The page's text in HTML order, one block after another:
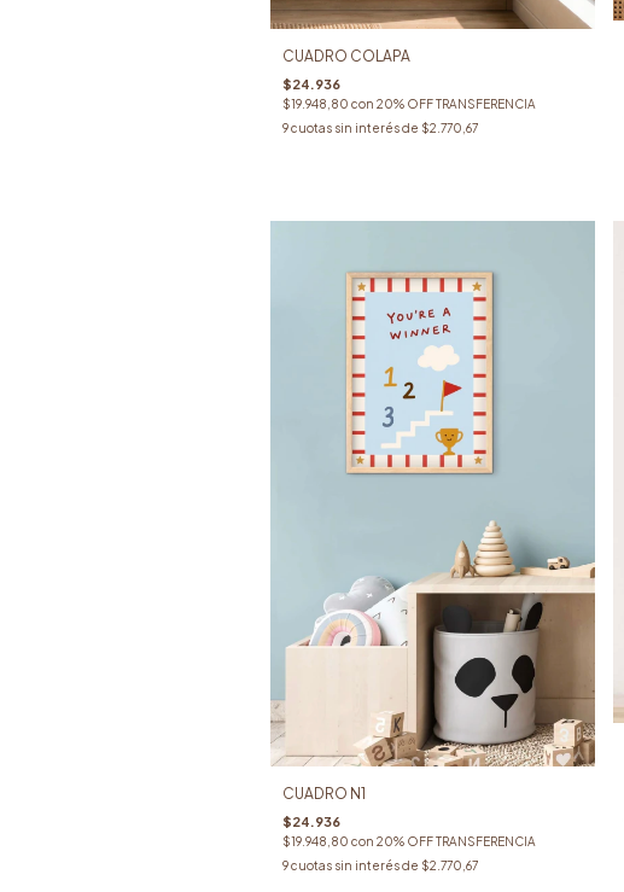
CUADRO COLAPA
$24.936
$19.948,80 con 20% OFF TRANSFERENCIA
9cuotas sin interés de $2.770,67
CUADRO N1
$24.936
$19.948,80 con 20% OFF TRANSFERENCIA
9cuotas sin interés de $2.770,67